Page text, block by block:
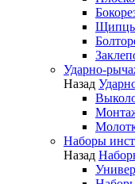
Щипцы
Ударно-
Назад
Наборы
Назад